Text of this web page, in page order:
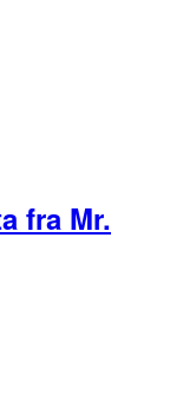
fra Mr.